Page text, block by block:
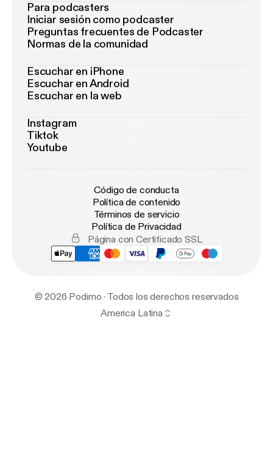
Para podcasters
Iniciar sesión como podcaster
Preguntas frecuentes de Podcaster
Normas de la comunidad
Escuchar en iPhone
Escuchar en Android
Escuchar en la web
Instagram
Tiktok
Youtube
Código de conducta
Política de contenido
Términos de servicio
Política de Privacidad
Página con Certificado SSL
© 2026 Podimo · Todos los derechos reservados
America Latina